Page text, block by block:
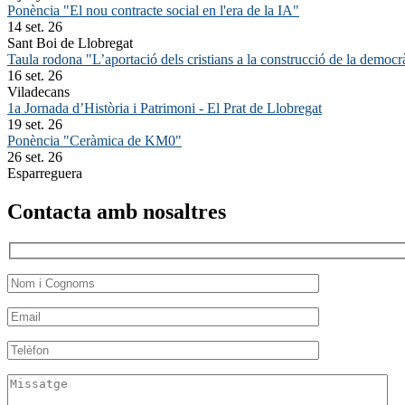
Ponència "El nou contracte social en l'era de la IA"
14 set. 26
Sant Boi de Llobregat
Taula rodona "L’aportació dels cristians a la construcció de la
16 set. 26
Viladecans
1a Jornada d’Història i Patrimoni - El Prat de Llobregat
19 set. 26
Ponència "Ceràmica de KM0"
26 set. 26
Esparreguera
Contacta amb nosaltres